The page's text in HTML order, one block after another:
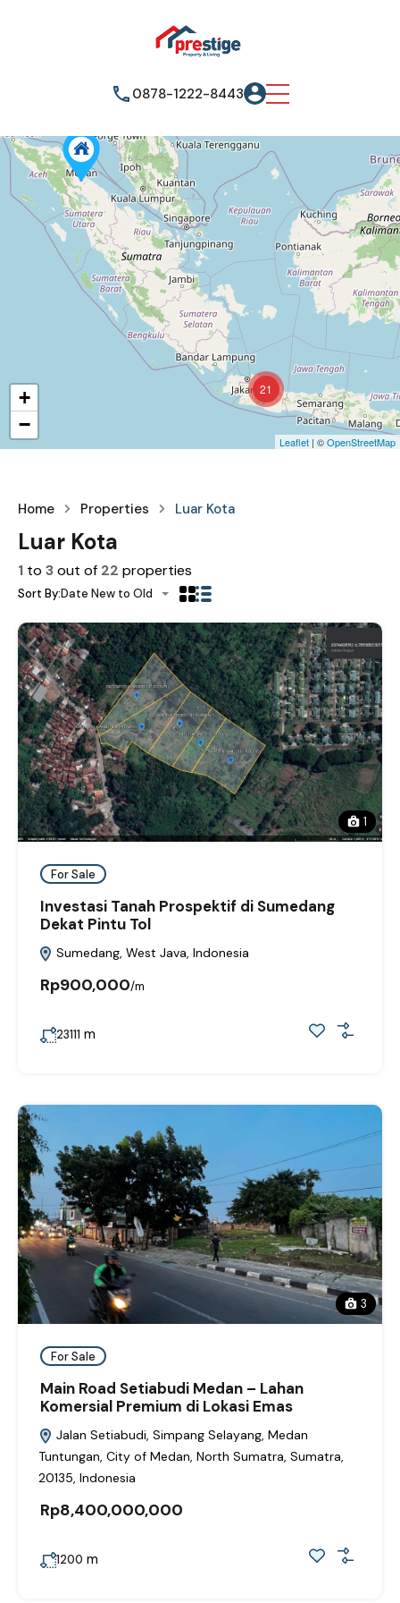
0878-1222-8443
21
+
−
Leaflet | ©OpenStreetMap
Home Properties Luar Kota
Luar Kota
1 to 3out of 22 properties
Sort By:Date New to Old
1
For Sale
Investasi Tanah Prospektif di Sumedang
Dekat Pintu Tol
Sumedang, West Java, Indonesia
Rp900,000/m
23111 m
3
For Sale
Main Road Setiabudi Medan – Lahan
Komersial Premium di Lokasi Emas
Jalan Setiabudi, Simpang Selayang, Medan
Tuntungan, City of Medan, North Sumatra, Sumatra,
20135, Indonesia
Rp8,400,000,000
1200 m